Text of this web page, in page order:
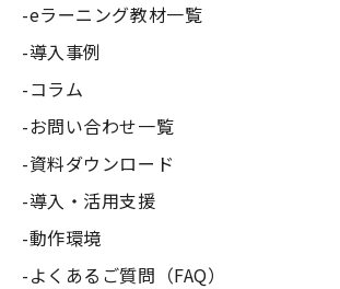
eラーニング教材一覧
導入事例
コラム
お問い合わせ一覧
資料ダウンロード
導入・活用支援
動作環境
よくあるご質問（FAQ）